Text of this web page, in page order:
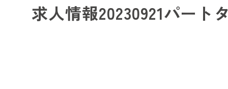
求人情報20230921パート